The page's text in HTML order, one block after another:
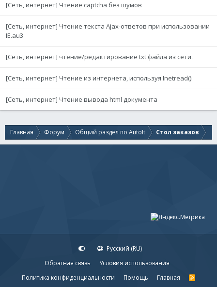
[Сеть, интернет] Чтение captcha без шумов
[Сеть, интернет] Чтение текста Ajax-ответов при использовании
IE.au3
[Сеть, интернет] чтение/редактирование txt файла из сети.
[Сеть, интернет] Чтение из интернета, используя Inetread()
[Сеть, интернет] Чтение вывода html документа
Главная Форум Общий раздел по AutoIt Стол заказов
Русский (RU)
Обратная связь
Условия использования
Политика конфиденциальности
Помощь Главная
R
S